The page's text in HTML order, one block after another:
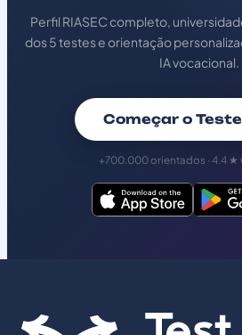
Perfil RIASEC completo,
dos 5 testes e orientação
IA vocacional.
Começar o
+700.000 orientados · 4.4 ★